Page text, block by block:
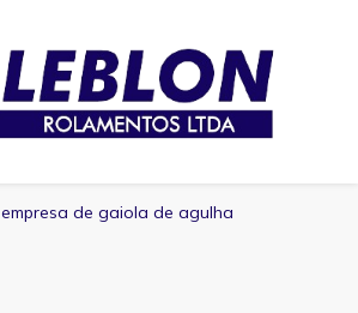
empresa de gaiola de agulha